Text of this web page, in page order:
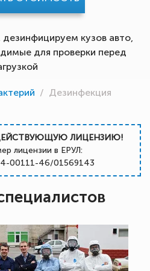
кузов авто,
для проверки перед
/ Дезинфекция
ЛИЦЕНЗИЮ!
лицензии в ЕРУЛ:
00111-46/01569143